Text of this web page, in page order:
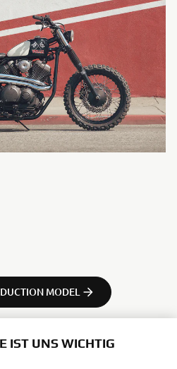
MODEL
IST UNS WICHTIG